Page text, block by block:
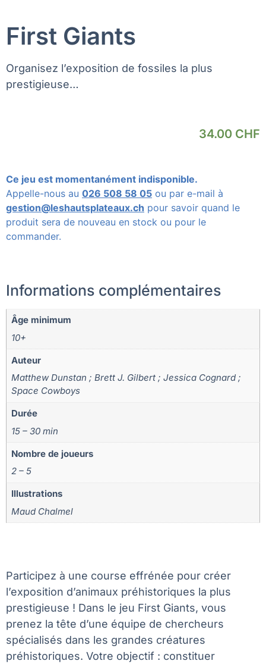
First Giants
Organisez l’exposition de fossiles la plus
prestigieuse…
34.00 CHF
Ce jeu est momentanément indisponible.
Appelle-nous au 026 508 58 05 ou par e-mail à
gestion@leshautsplateaux.ch pour savoir quand le
produit sera de nouveau en stock ou pour le
commander.
Informations complémentaires
Âge minimum
10+
Auteur
Matthew Dunstan ; Brett J. Gilbert ; Jessica Cognard ;
Space Cowboys
Durée
15 – 30 min
Nombre de joueurs
2 – 5
Illustrations
Maud Chalmel
Participez à une course effrénée pour créer
l’exposition d’animaux préhistoriques la plus
prestigieuse ! Dans le jeu First Giants, vous
prenez la tête d’une équipe de chercheurs
spécialisés dans les grandes créatures
préhistoriques. Votre objectif : constituer